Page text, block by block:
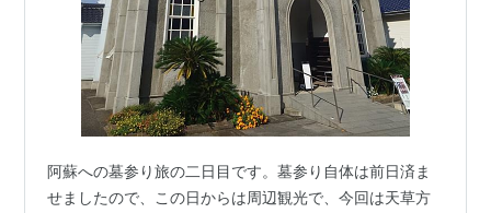
阿蘇への墓参り旅の二日目です。墓参り自体は前日済ま
せましたので、この日からは周辺観光で、今回は天草方